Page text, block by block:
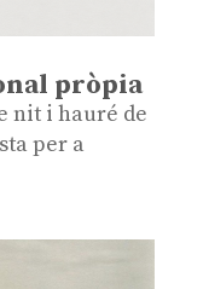
pròpia
nit i hauré de
per a